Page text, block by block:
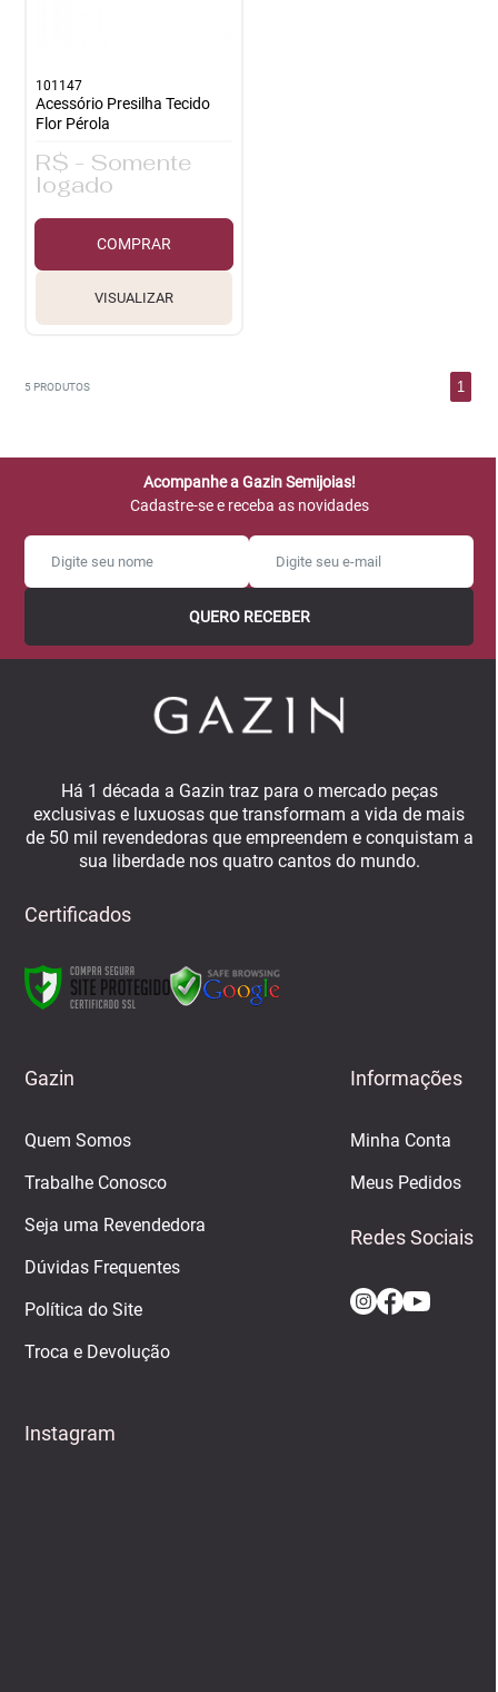
101147
Acessório Presilha Tecido
Flor Pérola
R$ - Somente
logado
COMPRAR
VISUALIZAR
5 PRODUTOS 1
Acompanhe a Gazin Semijoias!
Cadastre-se e receba as novidades
QUERO RECEBER
Há 1 década a Gazin traz para o mercado peças
exclusivas e luxuosas que transformam a vida de mais
de 50 mil revendedoras que empreendem e conquistam a
sua liberdade nos quatro cantos do mundo.
Certificados
Gazin
Quem Somos
Trabalhe Conosco
Seja uma Revendedora
Dúvidas Frequentes
Política do Site
Troca e Devolução
Informações
Minha Conta
Meus Pedidos
Redes Sociais
Instagram